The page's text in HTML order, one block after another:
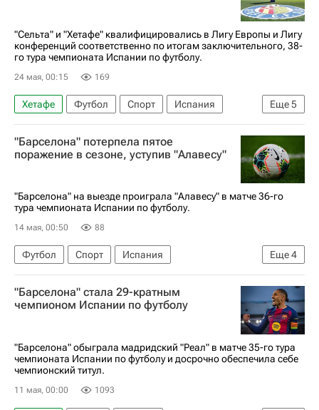
Суперкубок России по футболу
"Сельта" и "Хетафе" квалифицировались в Лигу Европы и Лигу
конференций соответственно по итогам заключительного, 38-
го тура чемпионата Испании по футболу.
24 мая, 00:15 169
Еще5
Хетафе Футбол Спорт
Испания
Арсен Захарян
Сельта
Барселона
Чемпионат Испании по футболу
"Барселона" потерпела пятое
поражение в сезоне, уступив "Алавесу"
"Барселона" на выезде проиграла "Алавесу" в матче 36-го
тура чемпионата Испании по футболу.
14 мая, 00:50 88
Еще4
Футбол Спорт
Испания
Чемпионат Испании по футболу
Барселона
Алавес
Реал Мадрид
"Барселона" стала 29-кратным
чемпионом Испании по футболу
"Барселона" обыграла мадридский "Реал" в матче 35-го тура
чемпионата Испании по футболу и досрочно обеспечила себе
чемпионский титул.
11 мая, 00:00 1093